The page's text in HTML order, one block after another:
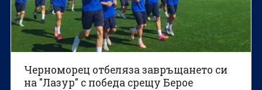
Черноморец отбеляза завръщането си
на "Лазур" с победа срещу Берое